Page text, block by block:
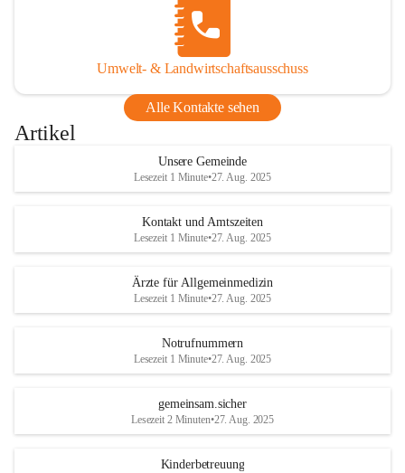
Umwelt- & Landwirtschaftsausschuss
Alle Kontakte sehen
Artikel
Unsere Gemeinde
Lesezeit 1 Minute•27. Aug. 2025
Kontakt und Amtszeiten
Lesezeit 1 Minute•27. Aug. 2025
Ärzte für Allgemeinmedizin
Lesezeit 1 Minute•27. Aug. 2025
Notrufnummern
Lesezeit 1 Minute•27. Aug. 2025
gemeinsam.sicher
Lesezeit 2 Minuten•27. Aug. 2025
Kinderbetreuung